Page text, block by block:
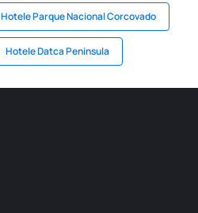
Hotele Parque Nacional Corcovado
Hotele Datca Peninsula